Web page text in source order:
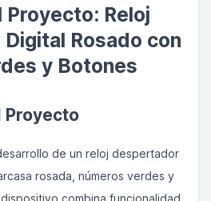
Proyecto: Reloj
Rosado con
y Botones
Proyecto
de un reloj despertador
rosada, números verdes y
combina funcionalidad